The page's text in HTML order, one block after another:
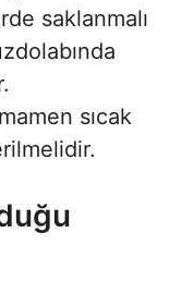
saklanmalı
sıcak